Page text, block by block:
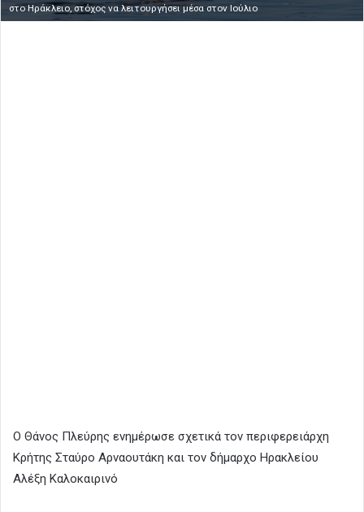
στο Ηράκλειο, στόχος να λειτουργήσει μέσα στον Ιούλιο
Ο Θάνος Πλεύρης ενημέρωσε σχετικά τον περιφερειάρχη
Κρήτης Σταύρο Αρναουτάκη και τον δήμαρχο Ηρακλείου
Αλέξη Καλοκαιρινό